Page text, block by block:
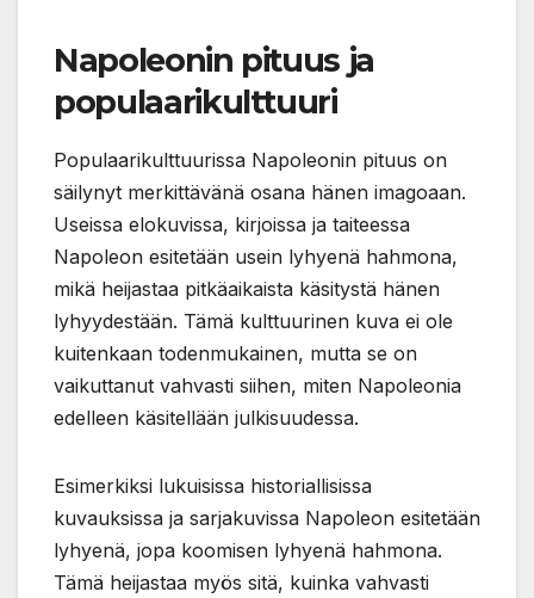
Napoleonin pituus ja
populaarikulttuuri
Populaarikulttuurissa Napoleonin pituus on
säilynyt merkittävänä osana hänen imagoaan.
Useissa elokuvissa, kirjoissa ja taiteessa
Napoleon esitetään usein lyhyenä hahmona,
mikä heijastaa pitkäaikaista käsitystä hänen
lyhyydestään. Tämä kulttuurinen kuva ei ole
kuitenkaan todenmukainen, mutta se on
vaikuttanut vahvasti siihen, miten Napoleonia
edelleen käsitellään julkisuudessa.
Esimerkiksi lukuisissa historiallisissa
kuvauksissa ja sarjakuvissa Napoleon esitetään
lyhyenä, jopa koomisen lyhyenä hahmona.
Tämä heijastaa myös sitä, kuinka vahvasti